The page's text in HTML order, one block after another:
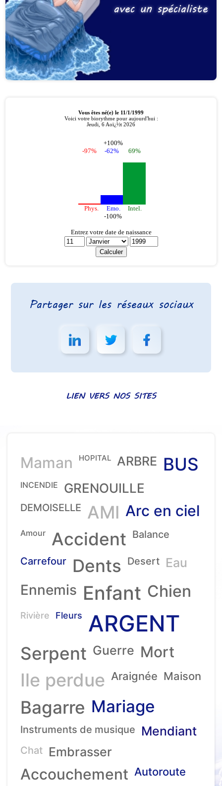
avec un spécialiste
Partager sur les réseaux sociaux
LIEN VERS NOS SITES
Maman HOPITAL ARBRE BUS
INCENDIE GRENOUILLE
DEMOISELLE AMI Arc en ciel
Amour Accident Balance
Carrefour Dents Desert Eau
Ennemis Enfant Chien
Rivière Fleurs ARGENT
Serpent Guerre Mort
Ile perdue Araignée Maison
Bagarre Mariage
Instruments de musique Mendiant
Chat Embrasser
Accouchement Autoroute